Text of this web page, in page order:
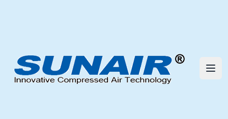
三艾流体技术（深圳）有限公司 |
打